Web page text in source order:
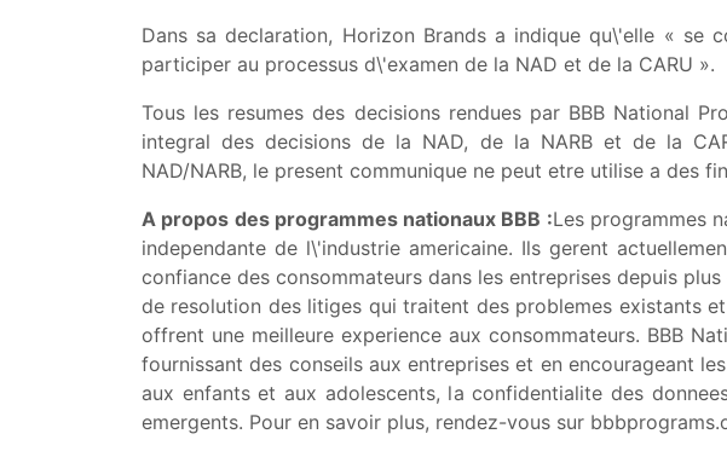
Dans sa declaration, Horizon Brands a indique qu\'elle «
participer au processus d\'examen de la NAD et de la CARU ».
Tous les resumes des decisions rendues par BBB National
integral des decisions de la NAD, de la NARB et de la
NAD/NARB, le present communique ne peut etre utilise a des
A propos des programmes nationaux BBB :Les programmes
independante de l\'industrie americaine. Ils gerent
confiance des consommateurs dans les entreprises depuis
de resolution des litiges qui traitent des problemes existants
offrent une meilleure experience aux consommateurs. BBB
fournissant des conseils aux entreprises et en encourageant
aux enfants et aux adolescents, la confidentialite des
emergents. Pour en savoir plus, rendez-vous sur